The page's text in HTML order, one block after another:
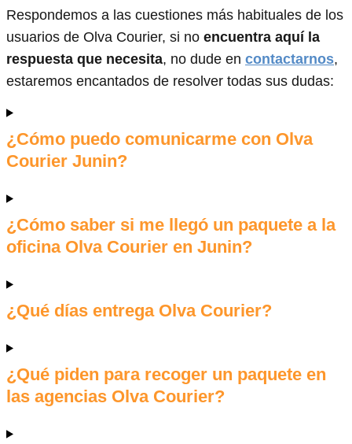
Respondemos a las cuestiones más habituales de los
usuarios de Olva Courier, si no encuentra aquí la
respuesta que necesita, no dude en contactarnos,
estaremos encantados de resolver todas sus dudas:
¿Cómo puedo comunicarme con Olva
Courier Junin?
¿Cómo saber si me llegó un paquete a la
oficina Olva Courier en Junin?
¿Qué días entrega Olva Courier?
¿Qué piden para recoger un paquete en
las agencias Olva Courier?